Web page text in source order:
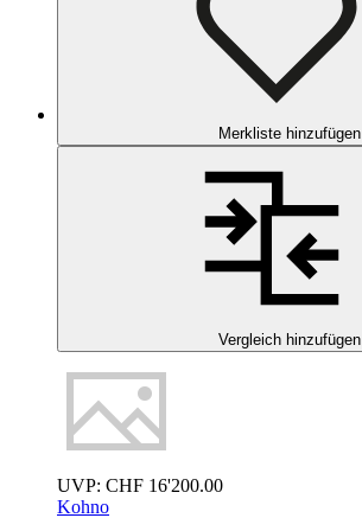
Merkliste hinzufügen
Vergleich hinzufügen
UVP: CHF 16'200.00
Kohno